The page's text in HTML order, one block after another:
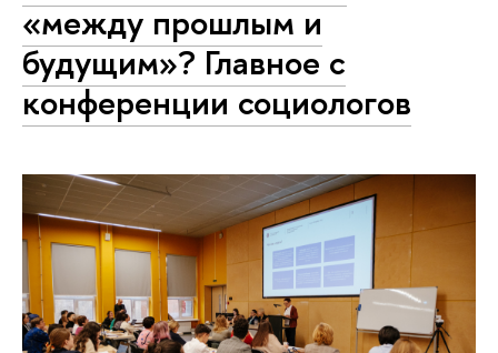
«между прошлым и
будущим»? Главное с
конференции социологов